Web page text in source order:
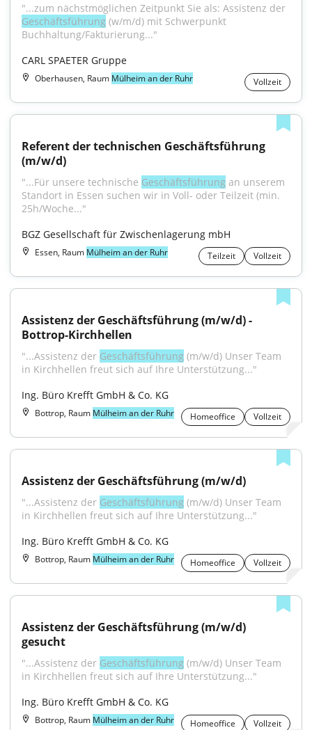
Geschäftsführung (w/m/d) mit Schwerpunkt
Buchhaltung/Fakturierung..."
CARL SPAETER Gruppe
Oberhausen, Raum Mülheim an der Ruhr Vollzeit
Referent der technischen Geschäftsführung
(m/w/d)
"...Für unsere technische Geschäftsführung an unserem
Standort in Essen suchen wir in Voll- oder Teilzeit (min.
25h/Woche..."
BGZ Gesellschaft für Zwischenlagerung mbH
Essen, Raum Mülheim an der Ruhr Teilzeit Vollzeit
Assistenz der Geschäftsführung (m/w/d) -
Bottrop-Kirchhellen
"...Assistenz der Geschäftsführung (m/w/d) Unser Team
in Kirchhellen freut sich auf Ihre Unterstützung..."
Ing. Büro Krefft GmbH & Co. KG
Bottrop, Raum Mülheim an der Ruhr Homeoffice Vollzeit
Assistenz der Geschäftsführung (m/w/d)
"...Assistenz der Geschäftsführung (m/w/d) Unser Team
in Kirchhellen freut sich auf Ihre Unterstützung..."
Ing. Büro Krefft GmbH & Co. KG
Bottrop, Raum Mülheim an der Ruhr Homeoffice Vollzeit
Assistenz der Geschäftsführung (m/w/d)
gesucht
"...Assistenz der Geschäftsführung (m/w/d) Unser Team
in Kirchhellen freut sich auf Ihre Unterstützung..."
Ing. Büro Krefft GmbH & Co. KG
Bottrop, Raum Mülheim an der Ruhr Homeoffice Vollzeit